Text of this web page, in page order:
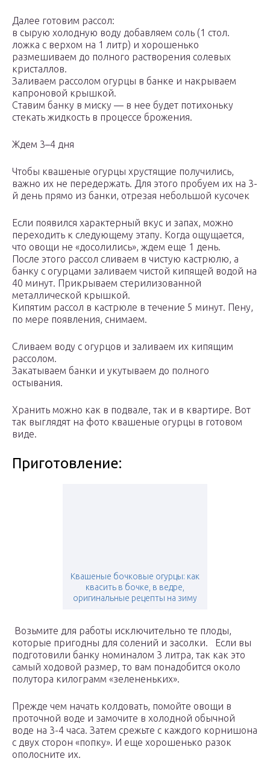
Далее готовим рассол:
в сырую холодную воду добавляем соль (1 стол.
ложка с верхом на 1 литр) и хорошенько
размешиваем до полного растворения солевых
кристаллов.
Заливаем рассолом огурцы в банке и накрываем
капроновой крышкой.
Ставим банку в миску — в нее будет потихоньку
стекать жидкость в процессе брожения.
Ждем 3–4 дня
Чтобы квашеные огурцы хрустящие получились,
важно их не передержать. Для этого пробуем их на 3-
й день прямо из банки, отрезая небольшой кусочек
Если появился характерный вкус и запах, можно
переходить к следующему этапу. Когда ощущается,
что овощи не «досолились», ждем еще 1 день.
После этого рассол сливаем в чистую кастрюлю, а
банку с огурцами заливаем чистой кипящей водой на
40 минут. Прикрываем стерилизованной
металлической крышкой.
Кипятим рассол в кастрюле в течение 5 минут. Пену,
по мере появления, снимаем.
Сливаем воду с огурцов и заливаем их кипящим
рассолом.
Закатываем банки и укутываем до полного
остывания.
Хранить можно как в подвале, так и в квартире. Вот
так выглядят на фото квашеные огурцы в готовом
виде.
Приготовление:
Квашеные бочковые огурцы: как
квасить в бочке, в ведре,
оригинальные рецепты на зиму
Возьмите для работы исключительно те плоды,
которые пригодны для солений и засолки. Если вы
подготовили банку номиналом 3 литра, так как это
самый ходовой размер, то вам понадобится около
полутора килограмм «зелененьких».
Прежде чем начать колдовать, помойте овощи в
проточной воде и замочите в холодной обычной
воде на 3-4 часа. Затем срежьте с каждого корнишона
с двух сторон «попку». И еще хорошенько разок
ополосните их.